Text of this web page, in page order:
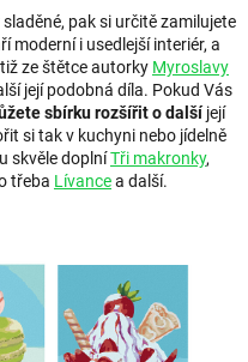
pak si určitě zamilujete
moderní i usedlejší interiér, a
ze štětce autorky Myroslavy
její podobná díla. Pokud Vás
sbírku rozšířit o dalšíjejí
si tak v kuchyni nebo jídelně
skvěle doplníTři makronky,
třeba Lívancea další.